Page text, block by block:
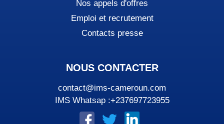
Nos appels d'offres
Emploi et recrutement
Contacts presse
NOUS CONTACTER
contact@ims-cameroun.com
IMS Whatsap :+237697723955